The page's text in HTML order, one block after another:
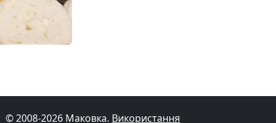
© 2008-2026 Маковка. Використання